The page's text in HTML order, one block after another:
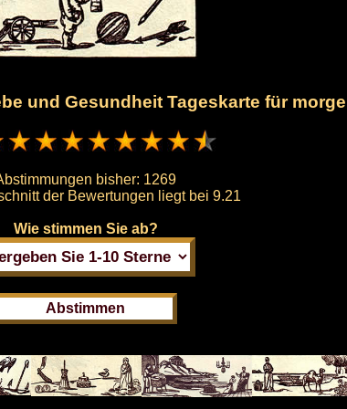
und Gesundheit Tageskarte für
bisher: 1269
der Bewertungen liegt bei 9.21
Wie stimmen Sie ab?